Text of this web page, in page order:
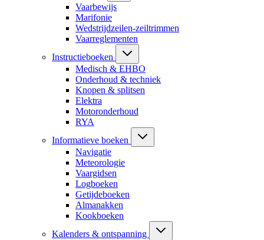
Vaarbewijs
Marifonie
Wedstrijdzeilen-zeiltrimmen
Vaarreglementen
Instructieboeken
Medisch & EHBO
Onderhoud & techniek
Knopen & splitsen
Elektra
Motoronderhoud
RYA
Informatieve boeken
Navigatie
Meteorologie
Vaargidsen
Logboeken
Getijdeboeken
Almanakken
Kookboeken
Kalenders & ontspanning